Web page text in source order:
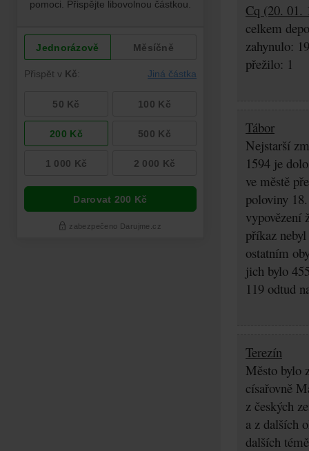
Cq (20. 01.
celkem
zahynulo:
přežilo: 1
Tábor
Nejstarší
1594 je
ve městě
poloviny
vypovězení
příkaz
ostatním
jich bylo
119 odtud
Terezín
Město bylo
císařovně
z českých
a z dalších
dalších